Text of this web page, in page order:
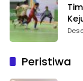
Peristiwa